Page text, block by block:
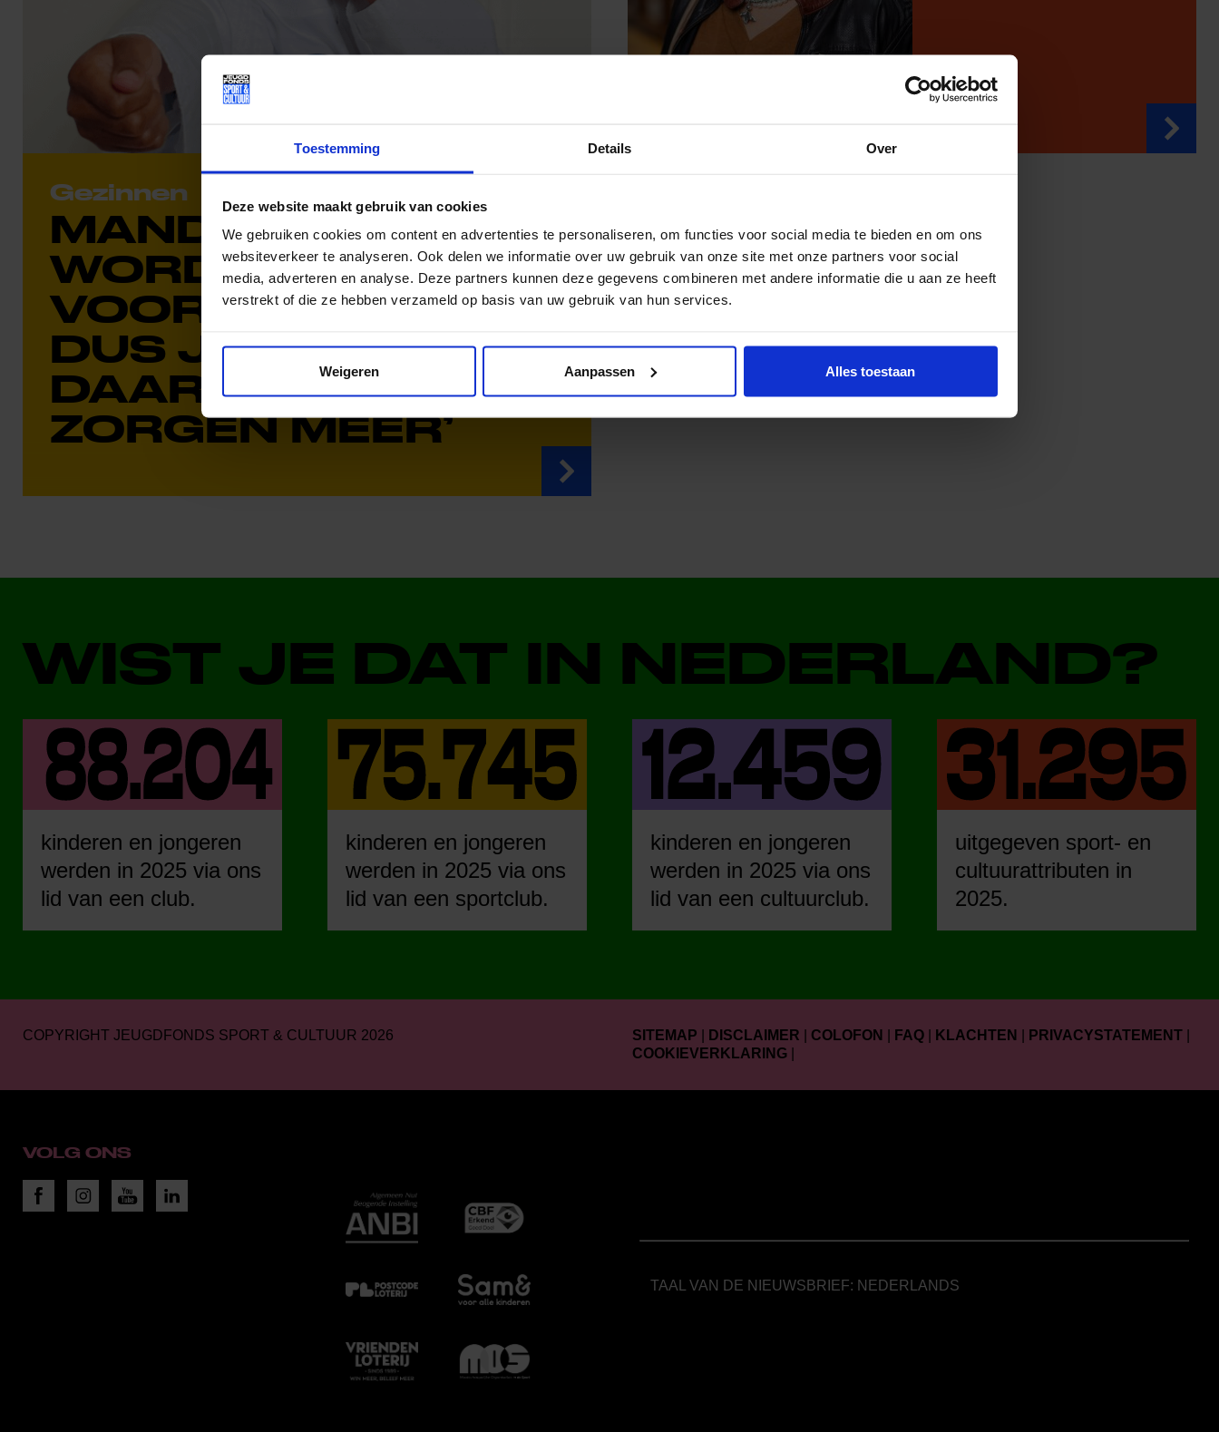
Toestemming Details Over
Deze website maakt gebruik van cookies
We gebruiken cookies om content en advertenties te personaliseren, om functies voor social media te bieden en om ons
websiteverkeer te analyseren. Ook delen we informatie over uw gebruik van onze site met onze partners voor social
media, adverteren en analyse. Deze partners kunnen deze gegevens combineren met andere informatie die u aan ze heeft
verstrekt of die ze hebben verzameld op basis van uw gebruik van hun services.
Weigeren Aanpassen Alles toestaan
Gezinnen
MANDY: ‘LESSEN
WORDEN BETAALD
VOOR EEN JAAR,
DUS JE HEBT
DAAROVER GEEN
ZORGEN MEER’
WIST JE DAT IN NEDERLAND?
kinderen en jongeren
werden in 2025 via ons
lid van een club.
kinderen en jongeren
werden in 2025 via ons
lid van een sportclub.
kinderen en jongeren
werden in 2025 via ons
lid van een cultuurclub.
uitgegeven sport- en
cultuurattributen in
2025.
COPYRIGHT JEUGDFONDS SPORT & CULTUUR 2026 SITEMAP DISCLAIMER COLOFON FAQ KLACHTEN PRIVACYSTATEMENT
COOKIEVERKLARING
VOLG ONS
TAAL VAN DE NIEUWSBRIEF: NEDERLANDS